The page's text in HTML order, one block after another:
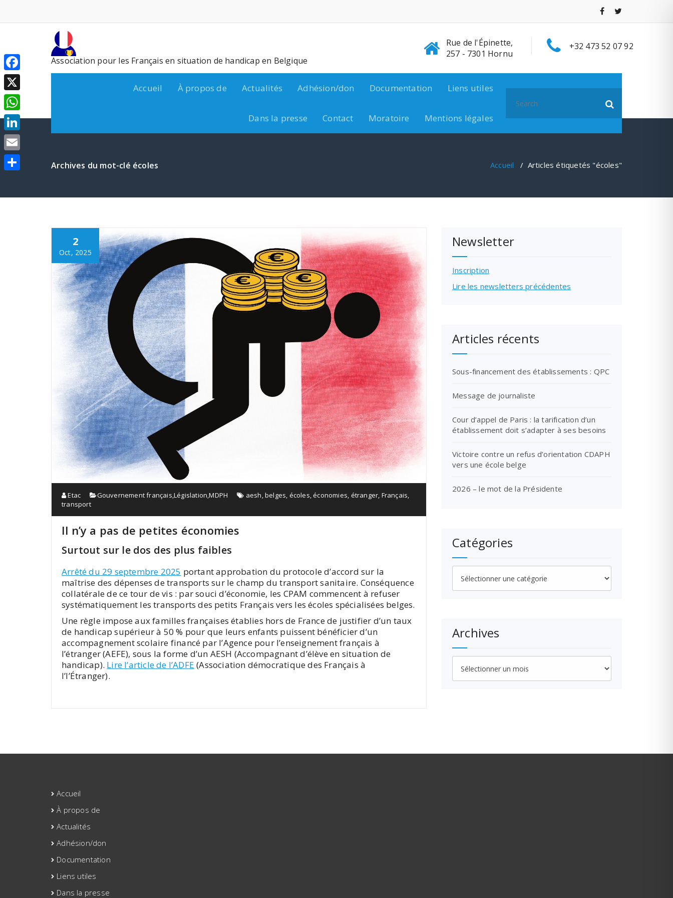
contenu
Association pour les Français en situation de handicap en Belgique
Rue de l'Épinette,
257 - 7301 Hornu
+32 473 52 07 92
Accueil À propos de Actualités Adhésion/don Documentation Liens utiles
Dans la presse Contact Moratoire Mentions légales
for:
Archives du mot-clé écoles Accueil / Articles étiquetés "écoles"
2
Oct, 2025
Etac Gouvernement français,Législation,MDPH aesh,belges, écoles,économies, étranger, Français,
transport
Il n’y a pas de petites économies
Surtout sur le dos des plus faibles
Arrêté du 29 septembre 2025 portant approbation du protocole d’accord sur la
maîtrise des dépenses de transports sur le champ du transport sanitaire. Conséquence
collatérale de ce tour de vis : par souci d’économie, les CPAM commencent à refuser
systématiquement les transports des petits Français vers les écoles spécialisées belges.
Une règle impose aux familles françaises établies hors de France de justifier d’un taux
de handicap supérieur à 50 % pour que leurs enfants puissent bénéficier d’un
accompagnement scolaire financé par l’Agence pour l’enseignement français à
l’étranger (AEFE), sous la forme d’un AESH (Accompagnant d’élève en situation de
handicap). Lire l’article de l’ADFE (Association démocratique des Français à
l’l’Étranger).
Newsletter
Inscription
Lire les newsletters précédentes
Articles récents
Sous-financement des établissements : QPC
Message de journaliste
Cour d’appel de Paris : la tarification d’un
établissement doit s’adapter à ses besoins
Victoire contre un refus d’orientation CDAPH
vers une école belge
2026 – le mot de la Présidente
Catégories
Archives
Accueil
À propos de
Actualités
Adhésion/don
Documentation
Liens utiles
Dans la presse
Facebook
X
WhatsApp
LinkedIn
Email